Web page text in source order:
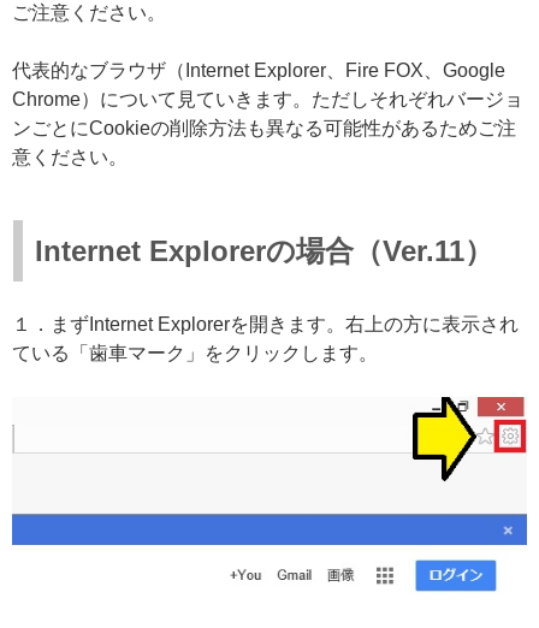
ご注意ください。
代表的なブラウザ（Internet Explorer、Fire FOX、Google
Chrome）について見ていきます。ただしそれぞれバージョ
ンごとにCookieの削除方法も異なる可能性があるためご注
意ください。
Internet Explorerの場合（Ver.11）
１．まずInternet Explorerを開きます。右上の方に表示され
ている「歯車マーク」をクリックします。